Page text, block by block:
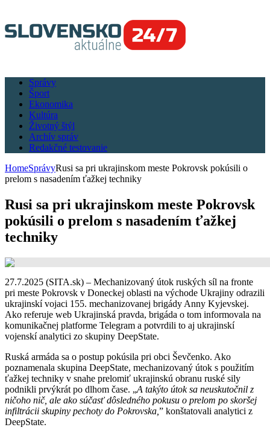
Správy
Šport
Ekonomika
Kultúra
Životný štýl
Archív správ
Redakčné testovanie
HomeSprávyRusi sa pri ukrajinskom meste Pokrovsk pokúsili o
prelom s nasadením ťažkej techniky
Rusi sa pri ukrajinskom meste Pokrovsk
pokúsili o prelom s nasadením ťažkej
techniky
27.7.2025 (SITA.sk) – Mechanizovaný útok ruských síl na fronte
pri meste Pokrovsk v Doneckej oblasti na východe Ukrajiny odrazili
ukrajinskí vojaci 155. mechanizovanej brigády Anny Kyjevskej.
Ako referuje web Ukrajinská pravda, brigáda o tom informovala na
komunikačnej platforme Telegram a potvrdili to aj ukrajinskí
vojenskí analytici zo skupiny DeepState.
Ruská armáda sa o postup pokúsila pri obci Ševčenko. Ako
poznamenala skupina DeepState, mechanizovaný útok s použitím
ťažkej techniky v snahe prelomiť ukrajinskú obranu ruské sily
podnikli prvýkrát po dlhom čase. „A takýto útok sa neuskutočnil z
ničoho nič, ale ako súčasť dôsledného pokusu o prelom po skoršej
infiltrácii skupiny pechoty do Pokrovska, ” konštatovali analytici z
DeepState.